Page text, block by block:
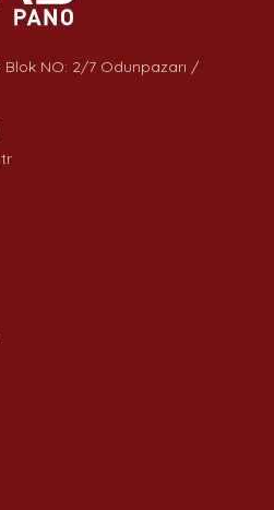
Blok NO: 2/7 Odunpazarı /